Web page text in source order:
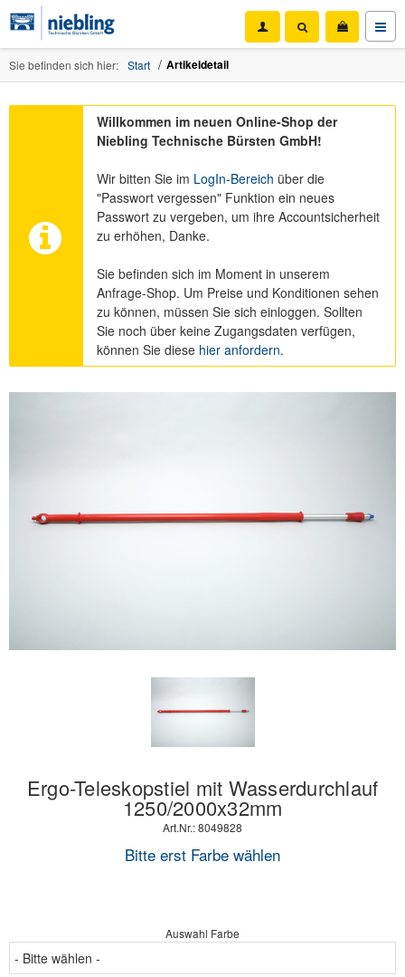
Sie befinden sich hier: Start Artikeldetail
Willkommen im neuen Online-Shop der
Niebling Technische Bürsten GmbH!
Wir bitten Sie im LogIn-Bereich über die
"Passwort vergessen" Funktion ein neues
Passwort zu vergeben, um ihre Accountsicherheit
zu erhöhen, Danke.
Sie befinden sich im Moment in unserem
Anfrage-Shop. Um Preise und Konditionen sehen
zu können, müssen Sie sich einloggen. Sollten
Sie noch über keine Zugangsdaten verfügen,
können Sie diese hier anfordern.
Ergo-Teleskopstiel mit Wasserdurchlauf
1250/2000x32mm
Art.Nr.: 8049828
Bitte erst Farbe wählen
Auswahl Farbe